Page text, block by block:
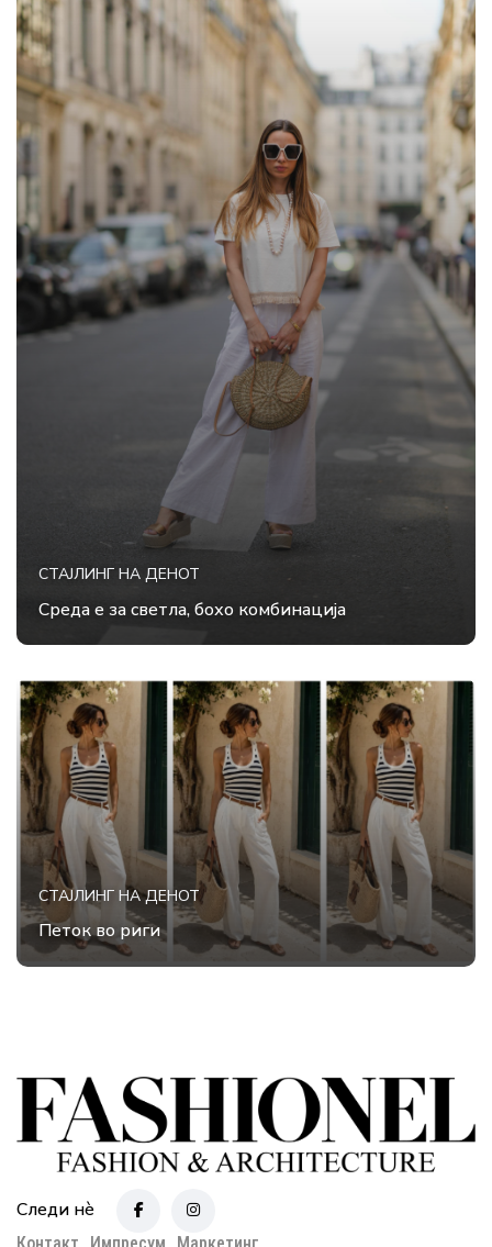
СТАЈЛИНГ НА ДЕНОТ
Среда е за светла, бохо комбинација
СТАЈЛИНГ НА ДЕНОТ
Петок во риги
Следи нè
Контакт Импресум Маркетинг